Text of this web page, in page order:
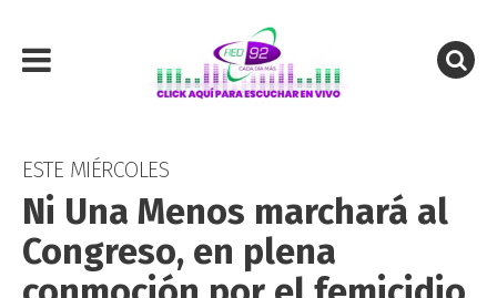
ESTE MIÉRCOLES
Ni Una Menos marchará al
Congreso, en plena